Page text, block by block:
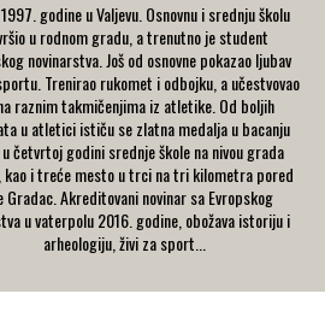
godine u Valjevu. Osnovnu i srednju školu
u rodnom gradu, a trenutno je student
novinarstva. Još od osnovne pokazao ljubav
Trenirao rukomet i odbojku, a učestvovao
raznim takmičenjima iz atletike. Od boljih
u atletici ističu se zlatna medalja u bacanju
četvrtoj godini srednje škole na nivou grada
kao i treće mesto u trci na tri kilometra pored
Gradac. Akreditovani novinar sa Evropskog
u vaterpolu 2016. godine, obožava istoriju i
arheologiju, živi za sport...